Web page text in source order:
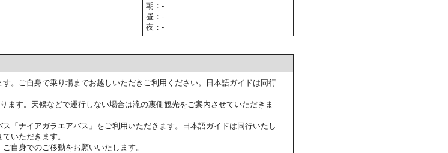
朝：-
昼：-
夜：-
。ご自身で乗り場までお越しいただきご利用ください。日本語ガイドは同行
ます。天候などで運行しない場合は滝の裏側観光をご案内させていただきま
「ナイアガラエアバス」をご利用いただきます。日本語ガイドは同行いたし
いただきます。
自身でのご移動をお願いいたします。